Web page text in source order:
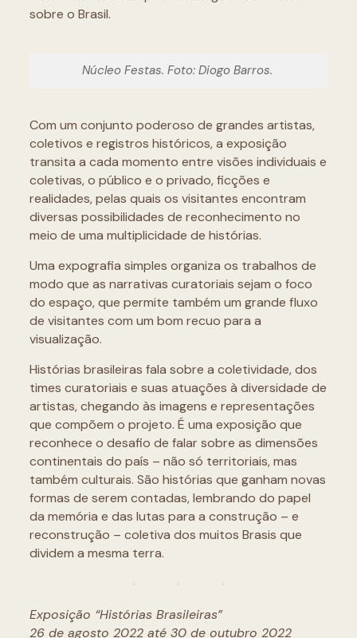
sobre o Brasil.
Núcleo Festas. Foto: Diogo Barros.
Com um conjunto poderoso de grandes artistas,
coletivos e registros históricos, a exposição
transita a cada momento entre visões individuais e
coletivas, o público e o privado, ficções e
realidades, pelas quais os visitantes encontram
diversas possibilidades de reconhecimento no
meio de uma multiplicidade de histórias.
Uma expografia simples organiza os trabalhos de
modo que as narrativas curatoriais sejam o foco
do espaço, que permite também um grande fluxo
de visitantes com um bom recuo para a
visualização.
Histórias brasileiras fala sobre a coletividade, dos
times curatoriais e suas atuações à diversidade de
artistas, chegando às imagens e representações
que compõem o projeto. É uma exposição que
reconhece o desafio de falar sobre as dimensões
continentais do país – não só territoriais, mas
também culturais. São histórias que ganham novas
formas de serem contadas, lembrando do papel
da memória e das lutas para a construção – e
reconstrução – coletiva dos muitos Brasis que
dividem a mesma terra.
Exposição “Histórias Brasileiras”
26 de agosto 2022 até 30 de outubro 2022